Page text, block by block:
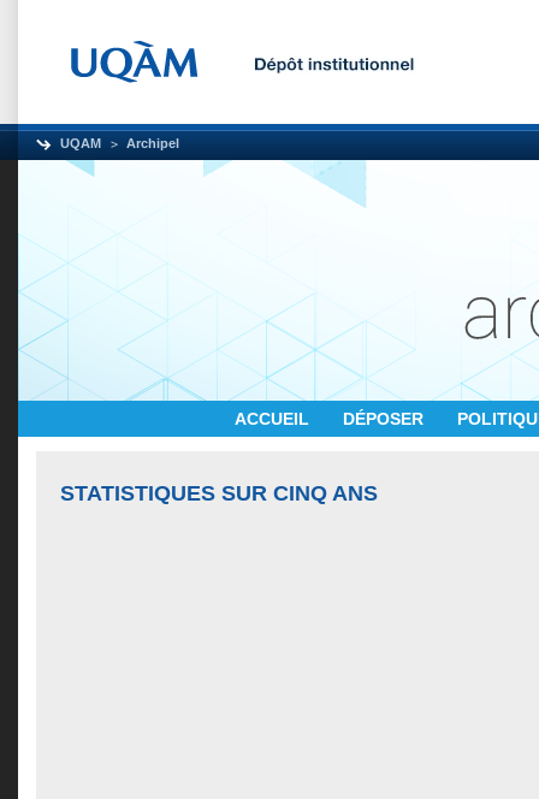
UQAM Archipel
ACCUEIL DÉPOSER
STATISTIQUES SUR CINQ ANS